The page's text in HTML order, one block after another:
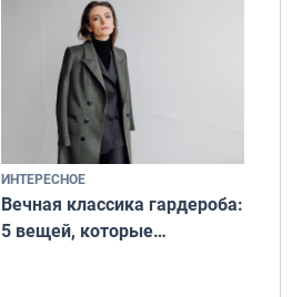
ИНТЕРЕСНОЕ
Вечная классика гардероба:
5 вещей, которые